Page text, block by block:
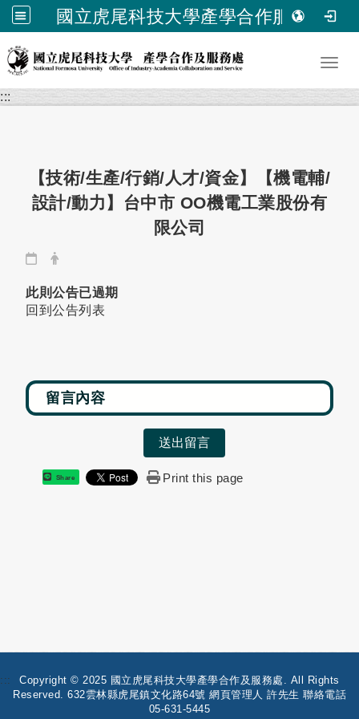
國立虎尾科技大學產學合作服務處
跳到主要內容
:::
【技術/生產/行銷/人才/資金】【機電輔/
設計/動力】台中市 OO機電工業股份有
限公司
日期：發布者：
此則公告已過期
回到公告列表
送出留言
Share Print this page
:::
Copyright © 2025 國立虎尾科技大學產學合作及服務處. All Rights
Reserved. 632雲林縣虎尾鎮文化路64號 網頁管理人 許先生 聯絡電話
05-631-5445